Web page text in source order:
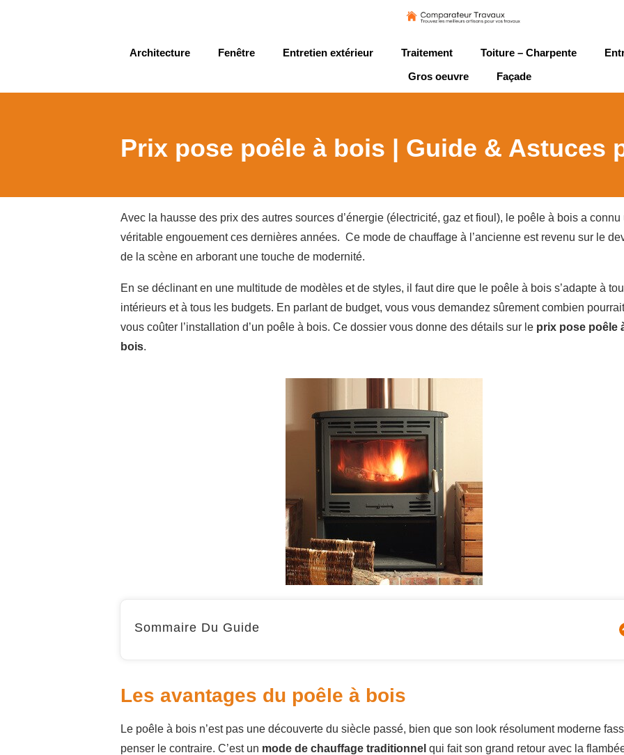
Architecture Fenêtre Entretien extérieur Traitement Toiture – Charpente
Gros oeuvre
Façade
Prix pose poêle à bois | Guide & Astuces
Avec la hausse des prix des autres sources d’énergie (électricité, gaz et fioul), le poêle à bois a connu
véritable engouement ces dernières années. Ce mode de chauffage à l’ancienne est revenu sur le
de la scène en arborant une touche de modernité.
En se déclinant en une multitude de modèles et de styles, il faut dire que le poêle à bois s’adapte à
intérieurs et à tous les budgets. En parlant de budget, vous vous demandez sûrement combien pourrait
vous coûter l’installation d’un poêle à bois. Ce dossier vous donne des détails sur le prix pose poêle
bois.
Sommaire Du Guide
Les avantages du poêle à bois
Le poêle à bois n’est pas une découverte du siècle passé, bien que son look résolument moderne
penser le contraire. C’est un mode de chauffage traditionnel qui fait son grand retour avec la